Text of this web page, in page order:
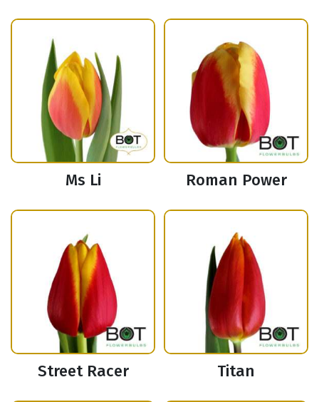
Ms Li Roman Power
Street Racer Titan